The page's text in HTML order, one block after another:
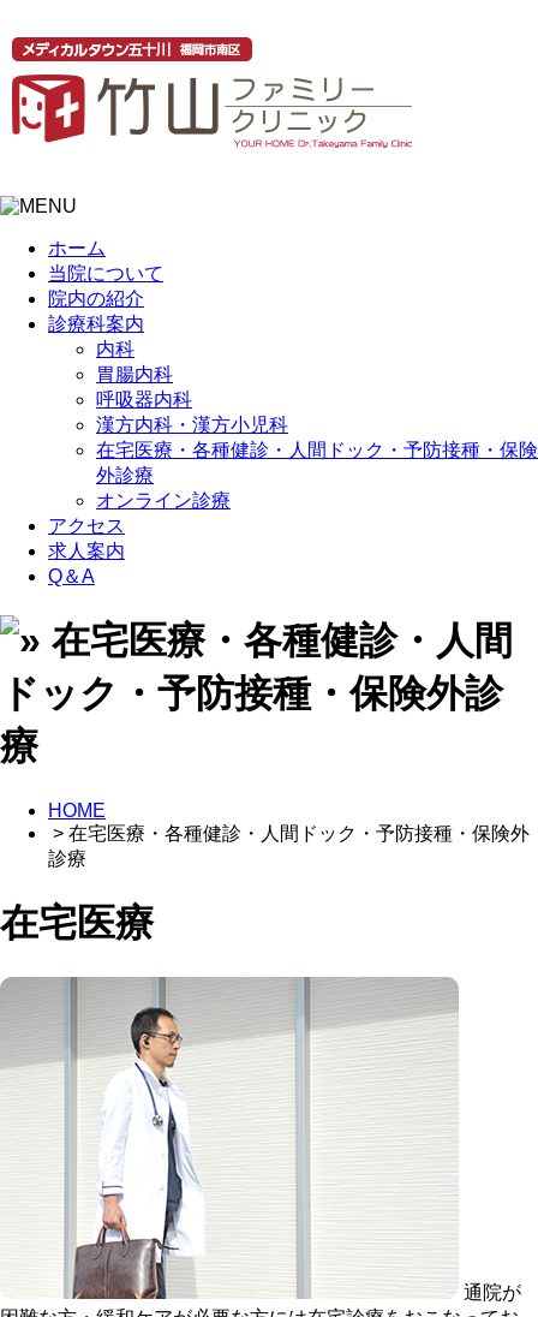
ホーム
当院について
院内の紹介
診療科案内
内科
胃腸内科
呼吸器内科
漢方内科・漢方小児科
在宅医療・各種健診・人間ドック・予防接種・保険
外診療
オンライン診療
アクセス
求人案内
Q＆A
HOME
> 在宅医療・各種健診・人間ドック・予防接種・保険外
診療
在宅医療
通院が